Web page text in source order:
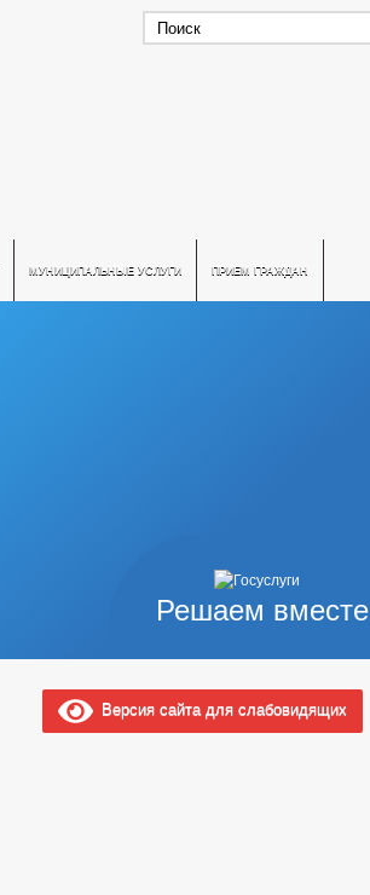
МУНИЦИПАЛЬНЫЕ УСЛУГИ ПРИЕМ ГРАЖДАН
Решаем вместе
Версия сайта для слабовидящих